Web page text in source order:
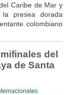
Caribe de Mar y
presea dorada
colombiano
del
de Santa